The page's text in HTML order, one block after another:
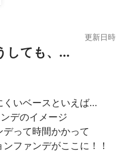
更新日時
しても、...
くいベースといえば…
デのイメージ
って時間かかって
ファンデがここに！！